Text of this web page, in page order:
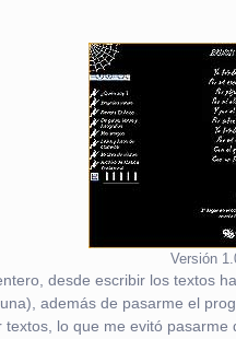
Versión
desde escribir los textos
además de pasarme el
lo que me evitó